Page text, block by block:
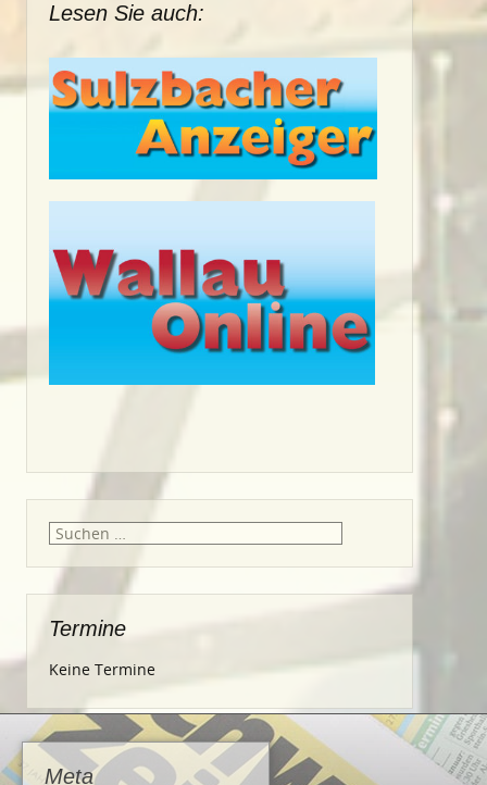
Lesen Sie auch:
Suche
Termine
Keine Termine
Meta